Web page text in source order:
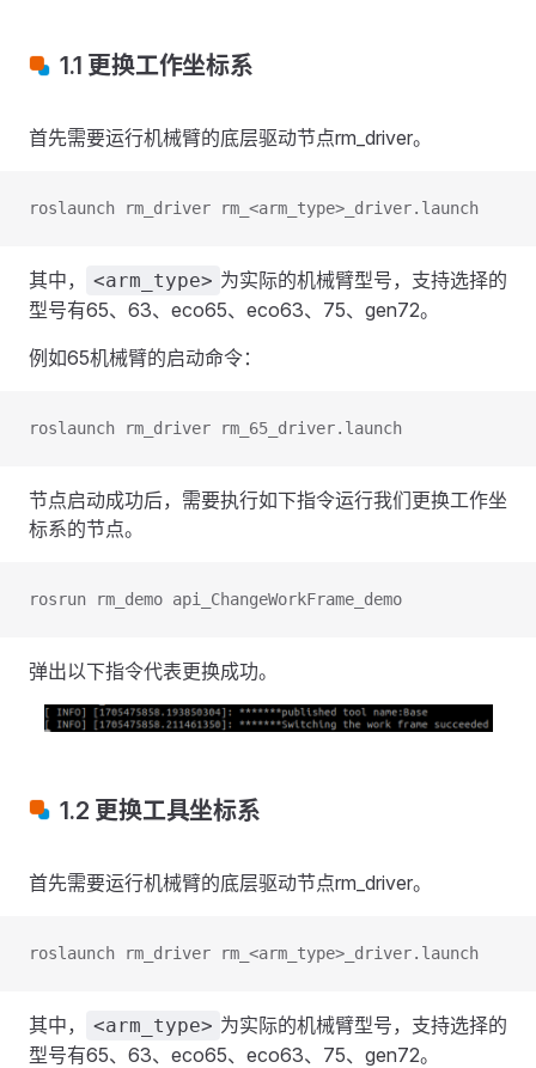
1.1 更换工作坐标系
首先需要运行机械臂的底层驱动节点rm_driver。
roslaunch rm_driver rm_<arm_type>_driver.launch
其中， <arm_type> 为实际的机械臂型号，支持选择的
型号有65、63、eco65、eco63、75、gen72。
例如65机械臂的启动命令：
roslaunch rm_driver rm_65_driver.launch
节点启动成功后，需要执行如下指令运行我们更换工作坐
标系的节点。
rosrun rm_demo api_ChangeWorkFrame_demo
弹出以下指令代表更换成功。
1.2 更换工具坐标系
首先需要运行机械臂的底层驱动节点rm_driver。
roslaunch rm_driver rm_<arm_type>_driver.launch
其中， <arm_type> 为实际的机械臂型号，支持选择的
型号有65、63、eco65、eco63、75、gen72。